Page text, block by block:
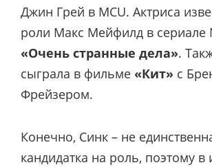
Джин Грей в MCU. Актриса
роли Макс Мейфилд в сериале
«Очень странные дела».
сыграла в фильме «Кит» с
Фрейзером.
Конечно, Синк – не
кандидатка на роль, поэтому в